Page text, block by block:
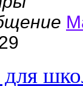
для